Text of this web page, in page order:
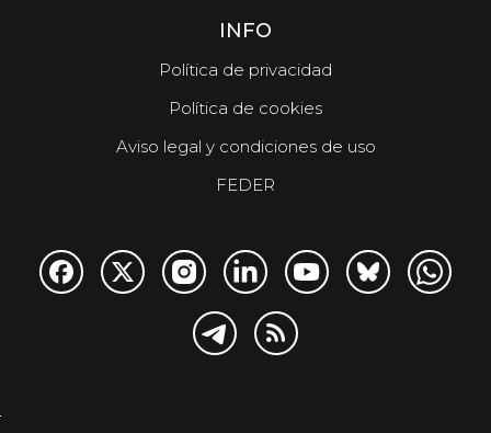
INFO
Política de privacidad
Política de cookies
Aviso legal y condiciones de uso
FEDER